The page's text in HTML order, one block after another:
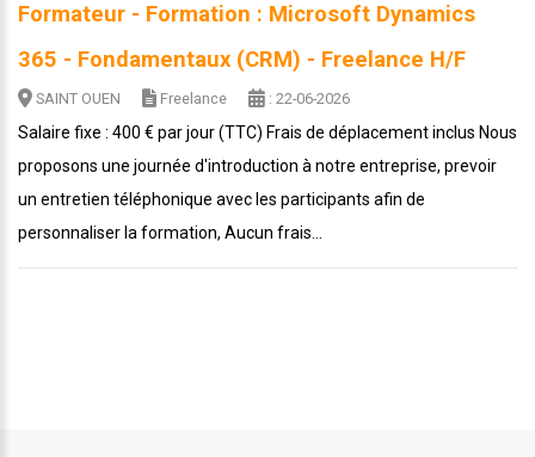
Formateur - Formation : Microsoft Dynamics
365 - Fondamentaux (CRM) - Freelance H/F
SAINT OUEN Freelance : 22-06-2026
Salaire fixe : 400 € par jour (TTC) Frais de déplacement inclus Nous
proposons une journée d'introduction à notre entreprise, prevoir
un entretien téléphonique avec les participants afin de
personnaliser la formation, Aucun frais...